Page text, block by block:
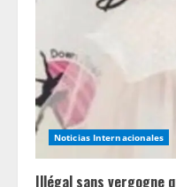
e
a
d
i
Noticias Internacionales
Illégal sans vergogne